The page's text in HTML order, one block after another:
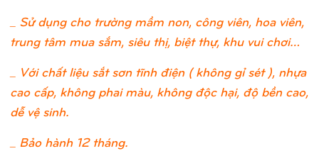
_ Sử dụng cho trường mầm non, công viên, hoa viên,
trung tâm mua sắm, siêu thị, biệt thự, khu vui chơi…
_ Với chất liệu sắt sơn tĩnh điện ( không gỉ sét ), nhựa
cao cấp, không phai màu, không độc hại, độ bền cao,
dễ vệ sinh.
_ Bảo hành 12 tháng.